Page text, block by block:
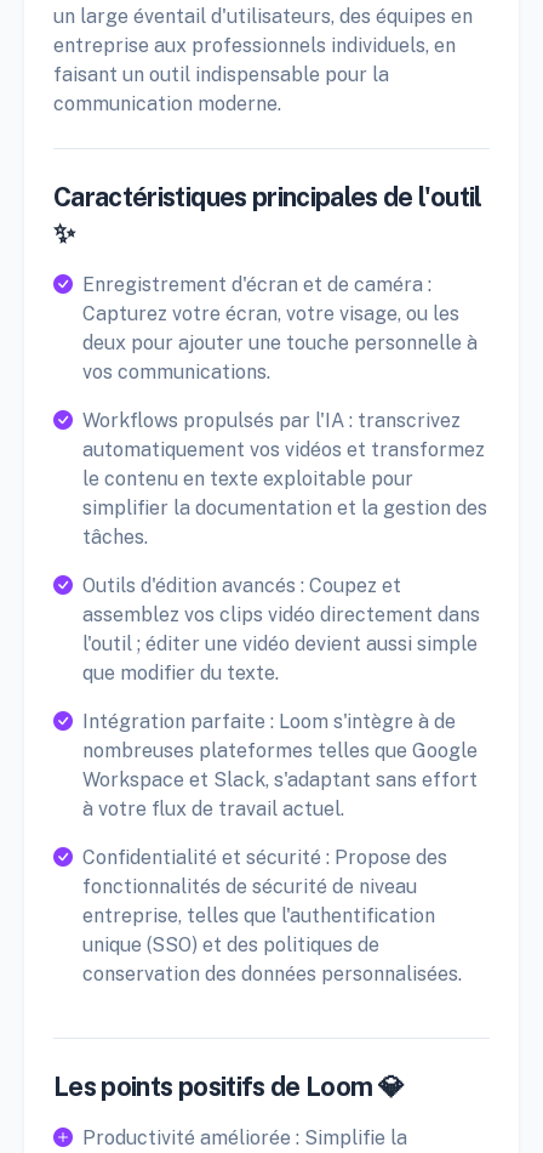
un large éventail d'utilisateurs, des équipes en
entreprise aux professionnels individuels, en
faisant un outil indispensable pour la
communication moderne.
Caractéristiques principales de l'outil
✨
Enregistrement d'écran et de caméra :
Capturez votre écran, votre visage, ou les
deux pour ajouter une touche personnelle à
vos communications.
Workflows propulsés par l'IA : transcrivez
automatiquement vos vidéos et transformez
le contenu en texte exploitable pour
simplifier la documentation et la gestion des
tâches.
Outils d'édition avancés : Coupez et
assemblez vos clips vidéo directement dans
l'outil ; éditer une vidéo devient aussi simple
que modifier du texte.
Intégration parfaite : Loom s'intègre à de
nombreuses plateformes telles que Google
Workspace et Slack, s'adaptant sans effort
à votre flux de travail actuel.
Confidentialité et sécurité : Propose des
fonctionnalités de sécurité de niveau
entreprise, telles que l'authentification
unique (SSO) et des politiques de
conservation des données personnalisées.
Les points positifs de Loom 💎
Productivité améliorée : Simplifie la